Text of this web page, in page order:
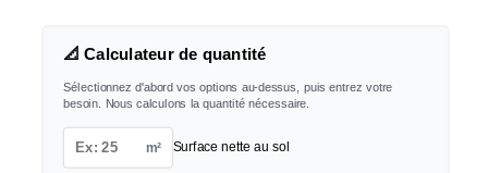
📐 Calculateur de quantité
Sélectionnez d'abord vos options au-dessus, puis entrez votre
besoin. Nous calculons la quantité nécessaire.
m² Surface nette au sol